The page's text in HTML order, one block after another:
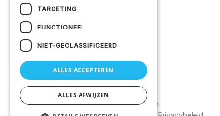
Contacteer ons
©2026Uw textiel bedrukken
TARGETING
FUNCTIONEEL
NIET-GECLASSIFICEERD
ALLES ACCEPTEREN
ALLES AFWIJZEN